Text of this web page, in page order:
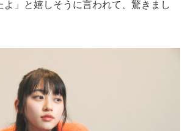
よ」と嬉しそうに言われて、驚きまし